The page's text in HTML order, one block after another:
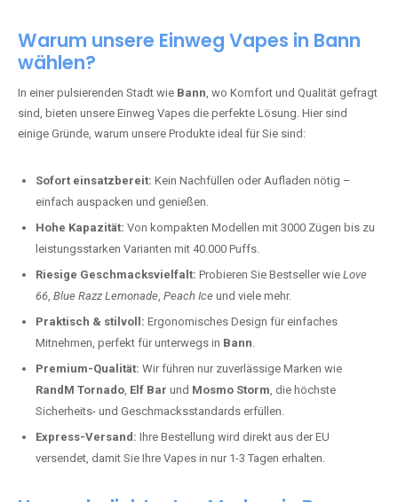
Warum unsere Einweg Vapes in Bann
wählen?
In einer pulsierenden Stadt wie Bann, wo Komfort und Qualität gefragt
sind, bieten unsere Einweg Vapes die perfekte Lösung. Hier sind
einige Gründe, warum unsere Produkte ideal für Sie sind:
Sofort einsatzbereit: Kein Nachfüllen oder Aufladen nötig –
einfach auspacken und genießen.
Hohe Kapazität: Von kompakten Modellen mit 3000 Zügen bis zu
leistungsstarken Varianten mit 40.000 Puffs.
Riesige Geschmacksvielfalt: Probieren Sie Bestseller wie Love
66, Blue Razz Lemonade, Peach Ice und viele mehr.
Praktisch & stilvoll: Ergonomisches Design für einfaches
Mitnehmen, perfekt für unterwegs in Bann.
Premium-Qualität: Wir führen nur zuverlässige Marken wie
RandM Tornado, Elf Bar und Mosmo Storm, die höchste
Sicherheits- und Geschmacksstandards erfüllen.
Express-Versand: Ihre Bestellung wird direkt aus der EU
versendet, damit Sie Ihre Vapes in nur 1-3 Tagen erhalten.